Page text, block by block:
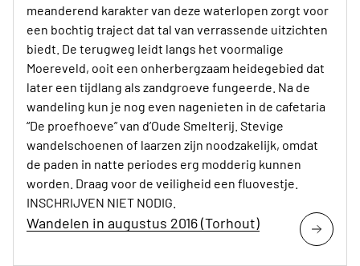
meanderend karakter van deze waterlopen zorgt voor
een bochtig traject dat tal van verrassende uitzichten
biedt. De terugweg leidt langs het voormalige
Moereveld, ooit een onherbergzaam heidegebied dat
later een tijdlang als zandgroeve fungeerde. Na de
wandeling kun je nog even nagenieten in de cafetaria
“De proefhoeve” van d’Oude Smelterij. Stevige
wandelschoenen of laarzen zijn noodzakelijk, omdat
de paden in natte periodes erg modderig kunnen
worden. Draag voor de veiligheid een fluovestje.
INSCHRIJVEN NIET NODIG.
Wandelen in augustus 2016 (Torhout)